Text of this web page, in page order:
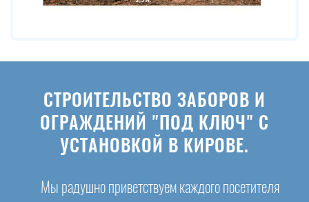
СТРОИТЕЛЬСТВО ЗАБОРОВ И
ОГРАЖДЕНИЙ "ПОД КЛЮЧ" С
УСТАНОВКОЙ В КИРОВЕ.
Мы радушно приветствуем каждого посетителя